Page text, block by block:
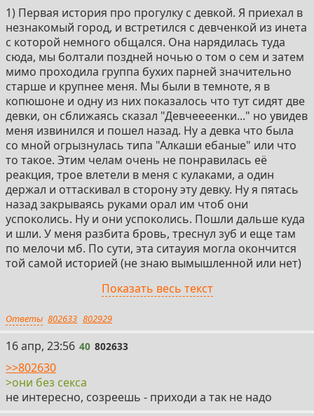
1) Первая история про прогулку с девкой. Я приехал в
незнакомый город, и встретился с девченкой из инета
с которой немного общался. Она нарядилась туда
сюда, мы болтали поздней ночью о том о сем и затем
мимо проходила группа бухих парней значительно
старше и крупнее меня. Мы были в темноте, я в
копюшоне и одну из них показалось что тут сидят две
девки, он сближаясь сказал "Девчеееенки..." но увидев
меня извинился и пошел назад. Ну а девка что была
со мной огрызнулась типа "Алкаши ебаные" или что
то такое. Этим челам очень не понравилась её
реакция, трое влетели в меня с кулаками, а один
держал и оттаскивал в сторону эту девку. Ну я пятась
назад закрываясь руками орал им чтоб они
успоколись. Ну и они успоколись. Пошли дальше куда
и шли. У меня разбита бровь, треснул зуб и еще там
по мелочи мб. По сути, эта ситауия могла окончится
той самой историей (не знаю вымышленной или нет)
кустах. Но к счастью не закончилась.
2) История еще более пустяковая. Флексил я с одной
остановке была очередь, но девка стала влезать вне
очереди, а я был рядом и кто то позади начал
быковать типа "Вы че ахуели без очереди" и хуемае. Я
обернулся, там был какой то работяга и честно
Показать весь текст
Ответы 802633 802929
40
16 апр, 23:56 40 802633
>>802630
>они без секса
не интересно, созреешь - приходи а так не надо